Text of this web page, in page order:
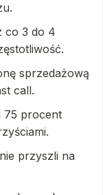
co 3 do 4
sprzedażową
call.
75 procent
przyszli na